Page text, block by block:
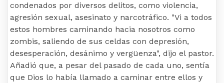
condenados por diversos delitos, como violencia,
agresión sexual, asesinato y narcotráfico. "Vi a todos
estos hombres caminando hacia nosotros como
zombis, saliendo de sus celdas con depresión,
desesperación, desánimo y vergüenza", dijo el pastor.
Añadió que, a pesar del pasado de cada uno, sentía
que Dios lo había llamado a caminar entre ellos y